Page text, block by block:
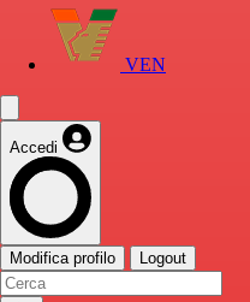
VEN
Accedi
Modifica profilo Logout